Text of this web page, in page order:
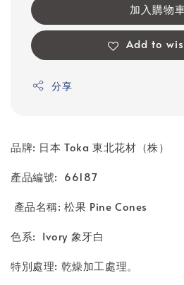
加入購物
Add to
分享
品牌: 日本 Toka 東北花材（株）
產品編號: 66187
產品名稱: 松果 Pine Cones
色系: Ivory 象牙白
特別處理: 乾燥加工處理。